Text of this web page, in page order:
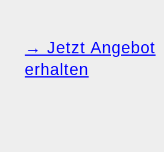
→ Jetzt Angebot
erhalten